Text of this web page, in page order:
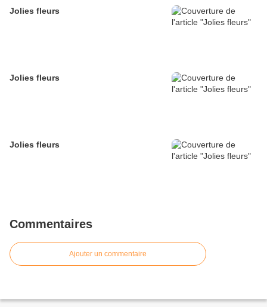
Jolies fleurs
Jolies fleurs
Jolies fleurs
Commentaires
Ajouter un commentaire